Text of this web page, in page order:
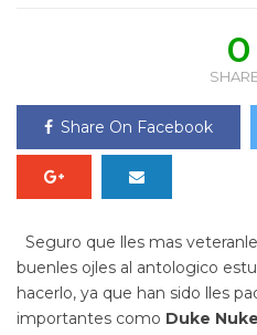
0
Share On Facebook
Seguro que lles mas
buenles ojles al antologico
hacerlo, ya que han sido lles
importantes como Duke